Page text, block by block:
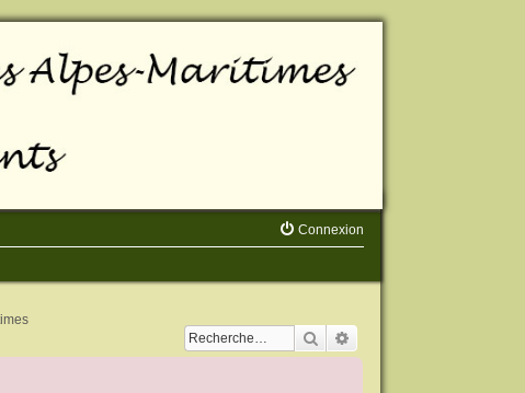
Connexion
Rechercher